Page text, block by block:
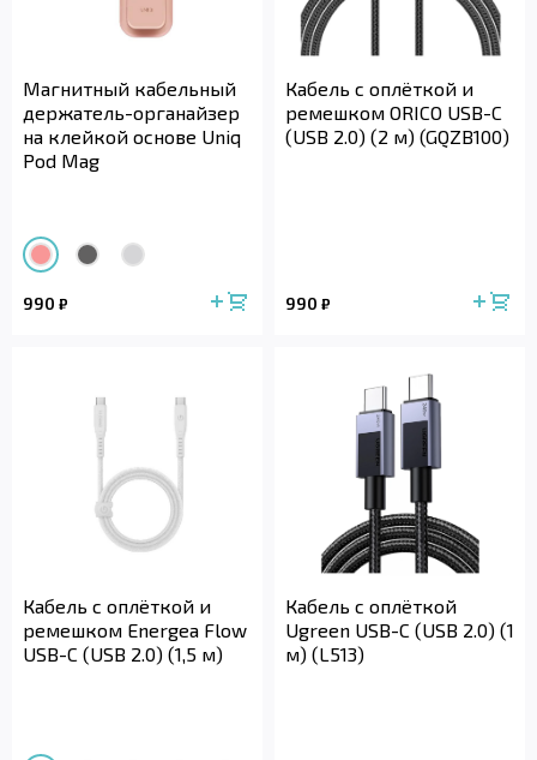
Магнитный кабельный
держатель-органайзер
на клейкой основе Uniq
Pod Mag
990 ₽
Кабель с оплёткой и
ремешком ORICO USB-C
(USB 2.0) (2 м) (GQZB100)
990 ₽
Кабель с оплёткой и
ремешком Energea Flow
USB-C (USB 2.0) (1,5 м)
Кабель с оплёткой
Ugreen USB-C (USB 2.0) (1
м) (L513)